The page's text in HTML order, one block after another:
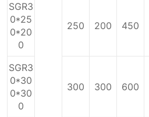
SGR3
0*25
0*20
0
250 200 450
SGR3
0*30
0*30
0
300 300 600